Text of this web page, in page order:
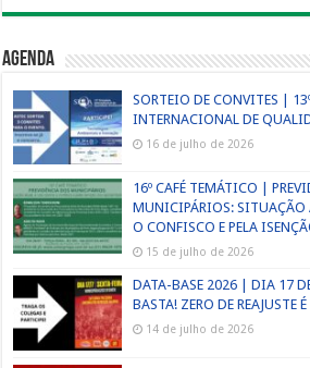
Agenda
SORTEIO DE CONVITES |
INTERNACIONAL DE
16 de julho de 2026
16º CAFÉ TEMÁTICO |
MUNICIPÁRIOS: SITUAÇÃO
O CONFISCO E PELA
15 de julho de 2026
DATA-BASE 2026 | DIA 17
BASTA! ZERO DE REAJUSTE
14 de julho de 2026